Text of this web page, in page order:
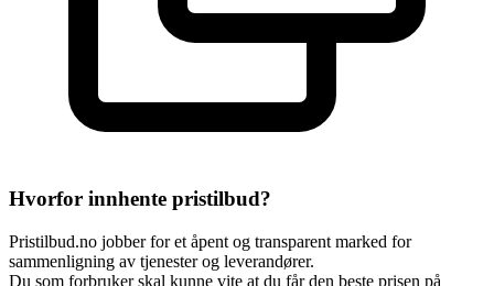
Hvorfor innhente pristilbud?
Pristilbud.no jobber for et åpent og transparent marked for
sammenligning av tjenester og leverandører.
Du som forbruker skal kunne vite at du får den beste prisen på